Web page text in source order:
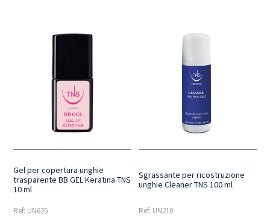
Gel per copertura unghie
trasparente BB GEL Keratina TNS
10 ml
Ref: UN625
Sgrassante per ricostruzione
unghie Cleaner TNS 100 ml
Ref: UN210